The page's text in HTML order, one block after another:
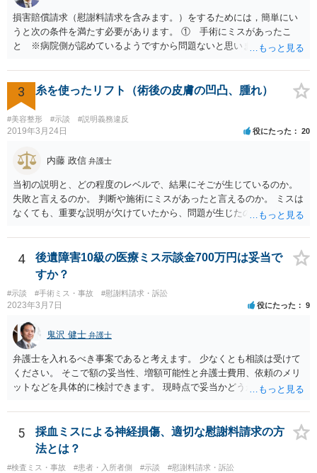
損害賠償請求（慰謝料請求を含みます。）をするためには，簡単にい
うと次の条件を満たす必要があります。 ① 手術にミスがあったこ
と ※病院側が認めているようですから問題ないと思います。 ② 手
術のミスの「せいで」マスクが外せなくなったこと ④ 仕事を休まな
ければならなくなった「せいで」休業損害が発生したこと ⑤ マスク
を外せなくなった「せいで」経済的に評価できる精神的な損害が発生
したこと 「せいで」と強調した点が，内藤先生のご指摘なさる「相当
因果関係」です。 手術のミスと関係のないことまでは責任追及ができ
しく悪くなってしまったとか， 手術のミスの結果，入院期間が延びて
しまったとかいう事情があれば， 追加請求が可能な余地があります。
ただし，手術代の返金に応じた際に「これ以上金銭の請求はしませ
ん」という趣旨の合意をしてしまっていると， 上記の請求は，基本的
には困難となります。
3 糸を使ったリフト（術後の皮膚の凹凸、腫れ）
#美容整形 #示談 #説明義務違反
2019年3月24日 役にたった 20
内藤 政信 弁護士
当初の説明と、どの程度のレベルで、結果にそごが生じているのか。
失敗と言えるのか。 判断や施術にミスがあったと言えるのか。 ミスは
なくても、重要な説明が欠けていたから、問題が生じたのか。 美容整
4
後遺障害10級の医療ミス示談金700万円は妥当で
すか？
#示談 #手術ミス・事故 #慰謝料請求・訴訟
2023年3月7日 役にたった 9
鬼沢 健士 弁護士
弁護士を入れるべき事案であると考えます。 少なくとも相談は受けて
ください。 そこで額の妥当性、増額可能性と弁護士費用、依頼のメリ
ットなどを具体的に検討できます。 現時点で妥当かどうかを即断する
5
採血ミスによる神経損傷、適切な慰謝料請求の方
法とは？
#検査ミス・事故 #患者・入所者側 #示談 #慰謝料請求・訴訟